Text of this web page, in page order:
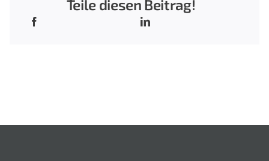
Teile diesen Beitrag!